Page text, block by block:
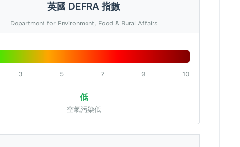
英國 DEFRA 指數
Department for Environment, Food & Rural Affairs
3 5 7 9 10
低
空氣污染低